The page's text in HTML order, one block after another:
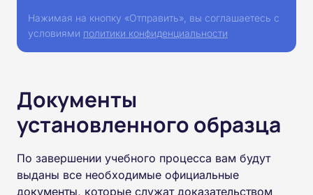
Нажимая на кнопку «Отправить», вы соглашаетесь с
условиями политики конфиденциальности
Документы
установленного образца
По завершении учебного процесса вам будут
выданы все необходимые официальные
документы, которые служат доказательством